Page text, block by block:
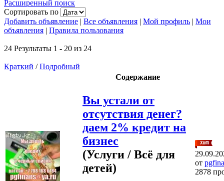
Расширенный поиск
Сортировать по
Добавить объявление | Все объявления | Мой профиль | Мои
объявления | Правила пользования
24 Результаты 1 - 20 из 24
Краткий /Подробный
Содержание
Вы устали от
отсутствия денег?
даем 2% кредит на
бизнес
(Услуги / Всё для
детей)
от
2878